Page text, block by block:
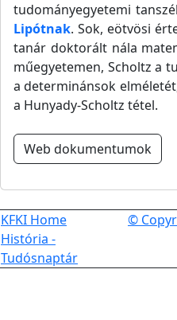
tudományegyetemi
Lipótnak. Sok, eötvösi
tanár doktorált nála
műegyetemen, Scholtz a
a determinánsok
a Hunyady-Scholtz tétel.
Web dokumentumok
KFKI Home
História -
Tudósnaptár
©